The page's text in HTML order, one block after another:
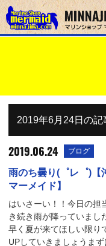
2019年6月24日の記
2019.06.24 ブログ
雨のち曇り(゜レ゜)
マーメイド】
はいさーい！！今日の担
き続き雨が降っていまし
早く夏が来てほしい限り
UPしていきましょうま